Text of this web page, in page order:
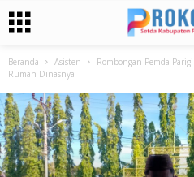
Beranda Asisten
Rombongan Pemda
Rumah Dinasnya